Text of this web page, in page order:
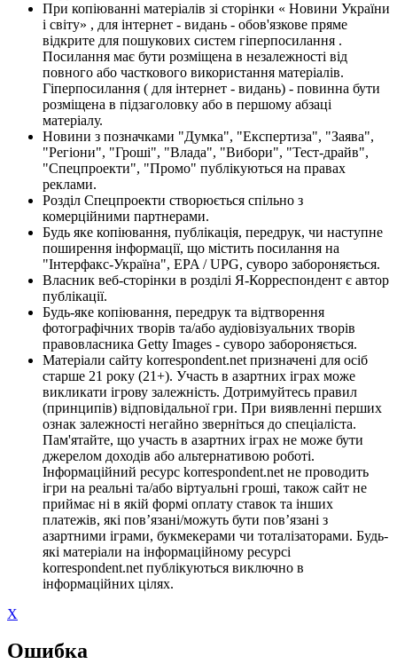
При копіюванні матеріалів зі сторінки « Новини України
і світу» , для інтернет - видань - обов'язкове пряме
відкрите для пошукових систем гіперпосилання .
Посилання має бути розміщена в незалежності від
повного або часткового використання матеріалів.
Гіперпосилання ( для інтернет - видань) - повинна бути
розміщена в підзаголовку або в першому абзаці
матеріалу.
Новини з позначками "Думка", "Експертиза", "Заява",
"Регіони", "Гроші", "Влада", "Вибори", "Тест-драйв",
"Спецпроекти", "Промо" публікуються на правах
реклами.
Розділ Спецпроекти створюється спільно з
комерційними партнерами.
Будь яке копіювання, публікація, передрук, чи наступне
поширення інформації, що містить посилання на
"Інтерфакс-Україна", EPA / UPG, суворо забороняється.
Власник веб-сторінки в розділі Я-Корреспондент є автор
публікації.
Будь-яке копіювання, передрук та відтворення
фотографічних творів та/або аудіовізуальних творів
правовласника Getty Images - суворо забороняється.
Матеріали сайту korrespondent.net призначені для осіб
старше 21 року (21+). Участь в азартних іграх може
викликати ігрову залежність. Дотримуйтесь правил
(принципів) відповідальної гри. При виявленні перших
ознак залежності негайно зверніться до спеціаліста.
Пам'ятайте, що участь в азартних іграх не може бути
джерелом доходів або альтернативою роботі.
Інформаційний ресурс korrespondent.net не проводить
ігри на реальні та/або віртуальні гроші, також сайт не
приймає ні в якій формі оплату ставок та інших
платежів, які пов’язані/можуть бути пов’язані з
азартними іграми, букмекерами чи тоталізаторами. Будь-
які матеріали на інформаційному ресурсі
korrespondent.net публікуються виключно в
інформаційних цілях.
X
Ошибка